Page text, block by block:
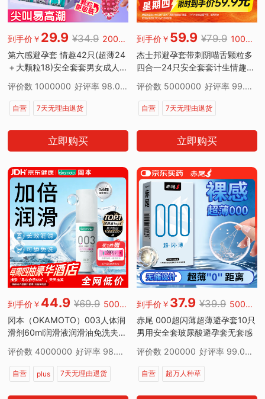
到手价￥ 29.9 ¥34.9
200000好评
第六感避孕套 情趣42只(超薄24
＋大颗粒18)安全套套男女成人
评价数 1000000 好评率 98.00%
自营 7天无理由退货
立即购买
到手价￥ 59.9 ¥79.9
1000000好评
杰士邦避孕套带刺阴喵舌颗粒多
四合一24只安全套套计生情趣用
评价数 5000000 好评率 99.00%
自营 7天无理由退货
立即购买
到手价￥ 44.9 ¥69.9
500000好评
冈本（OKAMOTO）003人体润
滑剂60ml润滑液润滑油免洗夫妻
评价数 4000000 好评率 98.00%
自营 plus 7天无理由退货
到手价￥ 37.9 ¥39.9
50000好评
赤尾 000超闪薄超薄避孕套10只
男用安全套玻尿酸避孕套无套感
评价数 200000
好评率 99.00%
自营 超万人种草